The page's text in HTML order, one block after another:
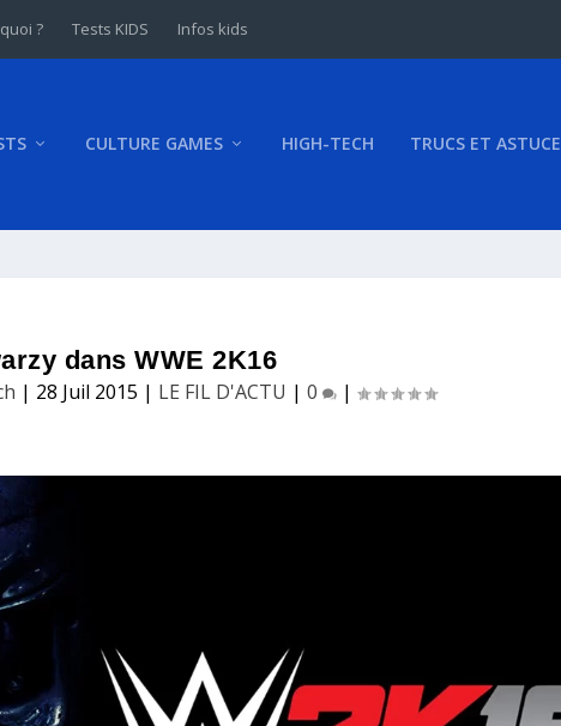
? Tests KIDS Infos kids
CULTURE GAMES HIGH-TECH TRUCS ET
dans WWE 2K16
| 28 Juil 2015 | LE FIL D'ACTU |0 |